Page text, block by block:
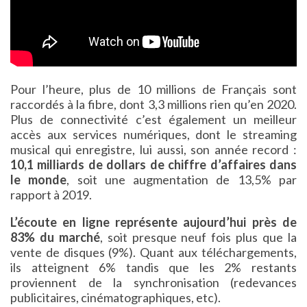
Pour l’heure, plus de 10 millions de Français sont
raccordés à la fibre, dont 3,3 millions rien qu’en 2020.
Plus de connectivité c’est également un meilleur
accès aux services numériques, dont le streaming
musical qui enregistre, lui aussi, son année record :
10,1 milliards de dollars de chiffre d’affaires dans
le monde, soit une augmentation de 13,5% par
rapport à 2019.
L’écoute en ligne représente aujourd’hui près de
83% du marché, soit presque neuf fois plus que la
vente de disques (9%). Quant aux téléchargements,
ils atteignent 6% tandis que les 2% restants
proviennent de la synchronisation (redevances
publicitaires, cinématographiques, etc).